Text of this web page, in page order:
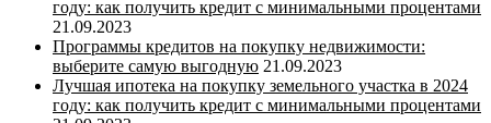
году: как получить кредит с минимальными процентами
21.09.2023
Программы кредитов на покупку недвижимости:
выберите самую выгодную 21.09.2023
Лучшая ипотека на покупку земельного участка в 2024
году: как получить кредит с минимальными процентами